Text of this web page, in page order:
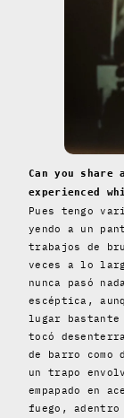
Can you share
experienced
Pues tengo
yendo a un
trabajos de
veces a lo
nunca pasó
escéptica,
lugar bastante
tocó
de barro como
un trapo
empapado en
fuego, adentro